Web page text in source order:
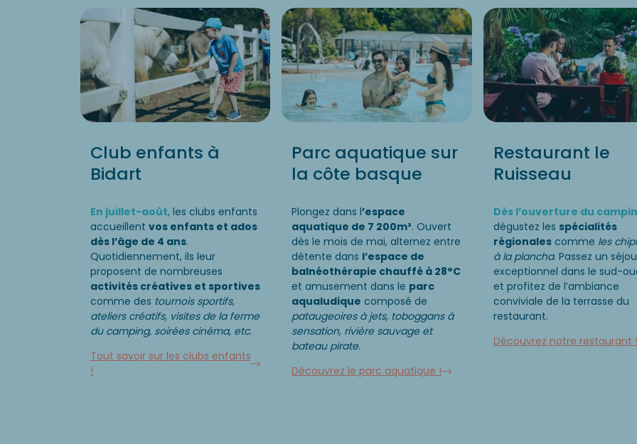
Club enfants à
Bidart
En juillet-août, les clubs enfants
accueillent vos enfants et ados
dès l’âge de 4 ans.
Quotidiennement, ils leur
proposent de nombreuses
activités créatives et sportives
comme des tournois sportifs,
ateliers créatifs, visites de la ferme
du camping, soirées cinéma, etc.
Tout savoir sur les clubs enfants
!
Parc aquatique sur
la côte basque
Plongez dans l’espace
aquatique de 7 200m². Ouvert
dès le mois de mai, alternez entre
détente dans l’espace de
balnéothérapie chauffé à 28°C
et amusement dans le parc
aqualudique composé de
pataugeoires à jets, toboggans à
sensation, rivière sauvage et
bateau pirate.
Découvrez le parc aquatique !
Restaurant le
Ruisseau
Dès l’ouverture du
dégustez les spécialités
régionales comme les
à la plancha. Passez un
exceptionnel dans le sud-
et profitez de l’ambiance
conviviale de la terrasse du
restaurant.
Découvrez notre restaurant !